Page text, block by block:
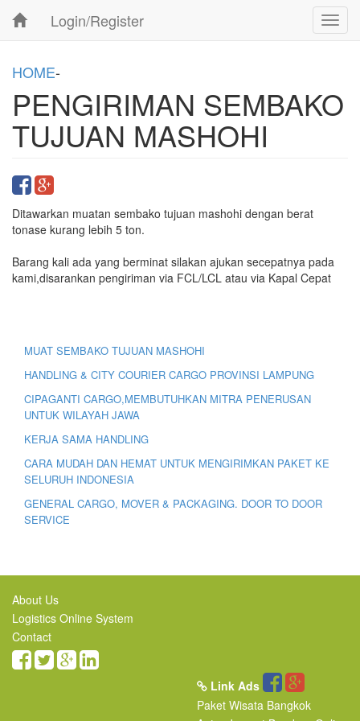
Login/Register
HOME-
PENGIRIMAN SEMBAKO
TUJUAN MASHOHI
Ditawarkan muatan sembako tujuan mashohi dengan berat
tonase kurang lebih 5 ton.
Barang kali ada yang berminat silakan ajukan secepatnya pada
kami,disarankan pengiriman via FCL/LCL atau via Kapal Cepat
MUAT SEMBAKO TUJUAN MASHOHI
HANDLING & CITY COURIER CARGO PROVINSI LAMPUNG
CIPAGANTI CARGO,MEMBUTUHKAN MITRA PENERUSAN
UNTUK WILAYAH JAWA
KERJA SAMA HANDLING
CARA MUDAH DAN HEMAT UNTUK MENGIRIMKAN PAKET KE
SELURUH INDONESIA
GENERAL CARGO, MOVER & PACKAGING. DOOR TO DOOR
SERVICE
About Us
Logistics Online System
Contact
Link Ads
Paket Wisata Bangkok